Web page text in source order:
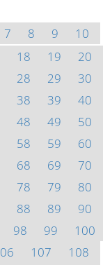
7 8 9
10
18 19
20
28 29
30
38 39
40
48 49
50
58 59
60
68 69
70
78 79
80
88 89
90
98 99
100
107
108